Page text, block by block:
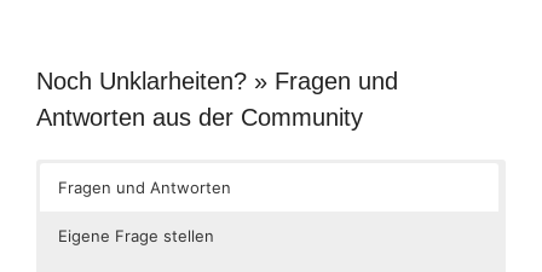
Noch Unklarheiten? » Fragen und
Antworten aus der Community
Fragen und Antworten
Eigene Frage stellen